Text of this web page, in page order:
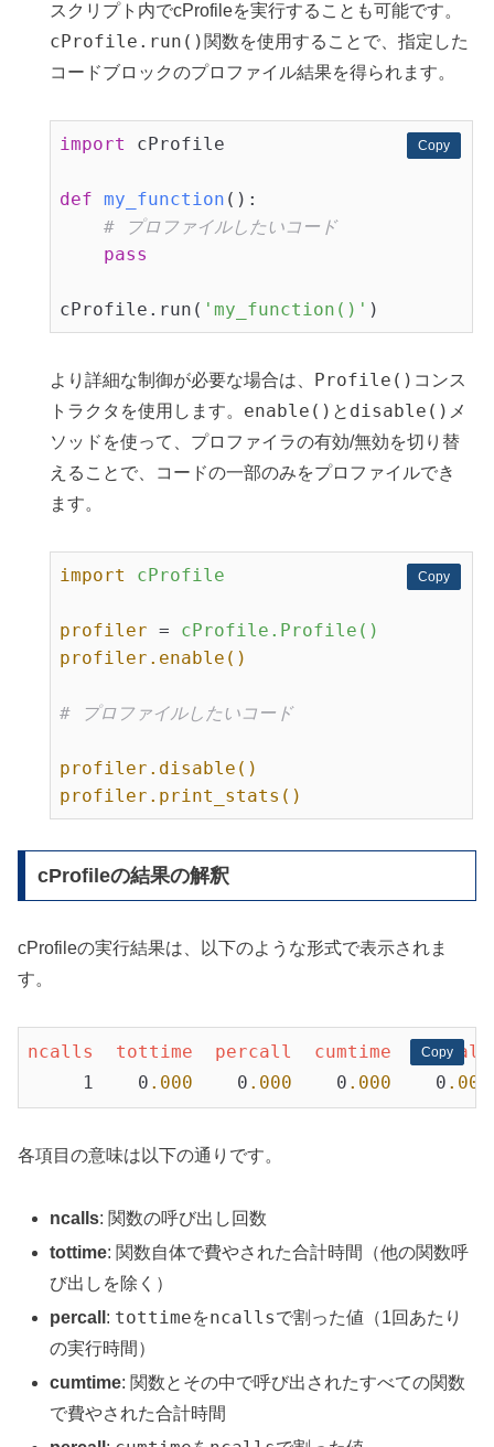
スクリプト内でcProfileを実行することも可能です。
cProfile.run() 関数を使用することで、指定した
コードブロックのプロファイル結果を得られます。
Copy
Copy
import cProfile
def my_function () :
# プロファイルしたいコード
pass
cProfile.run( 'my_function()' )
より詳細な制御が必要な場合は、 Profile() コンス
トラクタを使用します。 enable() と disable() メ
ソッドを使って、プロファイラの有効/無効を切り替
えることで、コードの一部のみをプロファイルでき
ます。
Copy
Copy
import cProfile
profiler = cProfile.Profile()
profiler.enable()
# プロファイルしたいコード
profiler.disable()
profiler.print_stats()
cProfileの結果の解釈
cProfileの実行結果は、以下のような形式で表示されま
す。
Copy
Copy
ncalls tottime percall cumtime
percall
     1    0
.000
    0
.000
    0
.000
    0
.000
各項目の意味は以下の通りです。
ncalls: 関数の呼び出し回数
tottime: 関数自体で費やされた合計時間（他の関数呼
び出しを除く）
percall : tottimeをncallsで割った値（1回あたり
の実行時間）
cumtime: 関数とその中で呼び出されたすべての関数
で費やされた合計時間